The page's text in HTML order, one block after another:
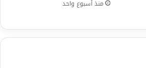
منذ أسبوع واحد